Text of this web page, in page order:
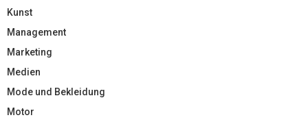
Kunst
Management
Marketing
Medien
Mode und Bekleidung
Motor